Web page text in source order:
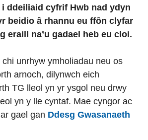
ddeiliaid cyfrif Hwb nad ydyn
beidio â rhannu eu ffôn clyfar
eraill na’u gadael heb eu cloi.
unrhyw ymholiadau neu os
arnoch, dilynwch eich
TG lleol yn yr ysgol neu drwy
yn y lle cyntaf. Mae cyngor ac
gael gan Ddesg Gwasanaeth